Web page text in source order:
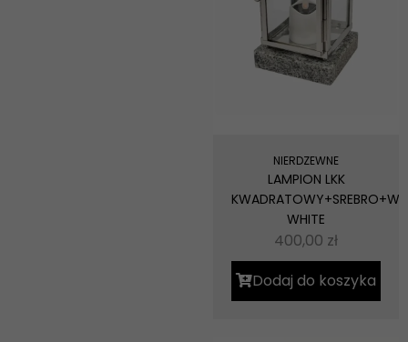
NIERDZEWNE
LAMPION LKK
WHITE
400,00 zł
Dodaj do koszyka